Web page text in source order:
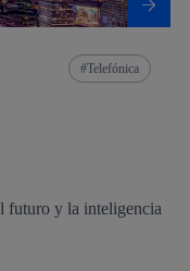
Telefónica